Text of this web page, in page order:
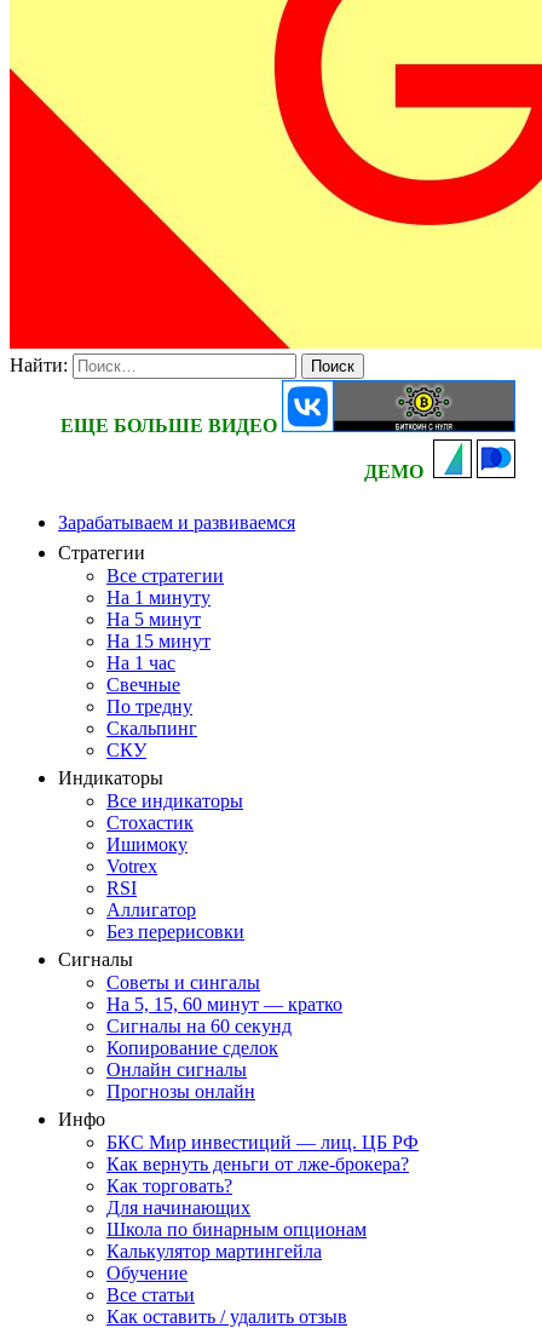
Найти:
ЕЩЕ БОЛЬШЕ ВИДЕО
ДЕМО
Зарабатываем и развиваемся
Стратегии
Все стратегии
На 1 минуту
На 5 минут
На 15 минут
На 1 час
Свечные
По тредну
Скальпинг
СКУ
Индикаторы
Все индикаторы
Стохастик
Ишимоку
Votrex
RSI
Аллигатор
Без перерисовки
Сигналы
Советы и сингалы
На 5, 15, 60 минут — кратко
Сигналы на 60 секунд
Копирование сделок
Онлайн сигналы
Прогнозы онлайн
Инфо
БКС Мир инвестиций — лиц. ЦБ РФ
Как вернуть деньги от лже-брокера?
Как торговать?
Для начинающих
Школа по бинарным опционам
Калькулятор мартингейла
Обучение
Все статьи
Как оставить / удалить отзыв